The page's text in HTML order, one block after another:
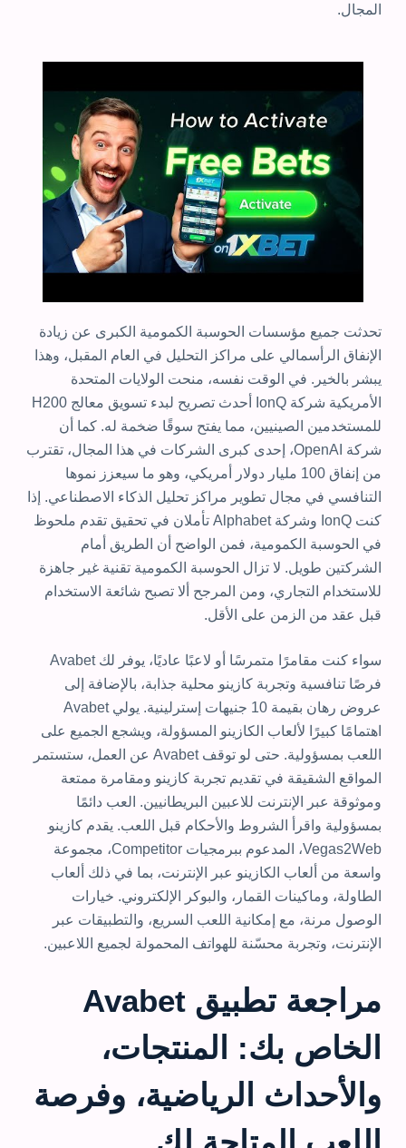
المجال.
تحدثت جميع مؤسسات الحوسبة الكمومية الكبرى عن زيادة
الإنفاق الرأسمالي على مراكز التحليل في العام المقبل، وهذا
يبشر بالخير. في الوقت نفسه، منحت الولايات المتحدة
الأمريكية شركة IonQ أحدث تصريح لبدء تسويق معالج H200
للمستخدمين الصينيين، مما يفتح سوقًا ضخمة له. كما أن
شركة OpenAI، إحدى كبرى الشركات في هذا المجال، تقترب
من إنفاق 100 مليار دولار أمريكي، وهو ما سيعزز نموها
التنافسي في مجال تطوير مراكز تحليل الذكاء الاصطناعي. إذا
كنت IonQ وشركة Alphabet تأملان في تحقيق تقدم ملحوظ
في الحوسبة الكمومية، فمن الواضح أن الطريق أمام
الشركتين طويل. لا تزال الحوسبة الكمومية تقنية غير جاهزة
للاستخدام التجاري، ومن المرجح ألا تصبح شائعة الاستخدام
قبل عقد من الزمن على الأقل.
سواء كنت مقامرًا متمرسًا أو لاعبًا عاديًا، يوفر لك Avabet
فرصًا تنافسية وتجربة كازينو محلية جذابة، بالإضافة إلى
عروض رهان بقيمة 10 جنيهات إسترلينية. يولي Avabet
اهتمامًا كبيرًا لألعاب الكازينو المسؤولة، ويشجع الجميع على
اللعب بمسؤولية. حتى لو توقف Avabet عن العمل، ستستمر
المواقع الشقيقة في تقديم تجربة كازينو ومقامرة ممتعة
وموثوقة عبر الإنترنت للاعبين البريطانيين. العب دائمًا
بمسؤولية واقرأ الشروط والأحكام قبل اللعب. يقدم كازينو
Vegas2Web، المدعوم ببرمجيات Competitor، مجموعة
واسعة من ألعاب الكازينو عبر الإنترنت، بما في ذلك ألعاب
الطاولة، وماكينات القمار، والبوكر الإلكتروني. خيارات
الوصول مرنة، مع إمكانية اللعب السريع، والتطبيقات عبر
الإنترنت، وتجربة محسّنة للهواتف المحمولة لجميع اللاعبين.
مراجعة تطبيق Avabet
الخاص بك: المنتجات،
والأحداث الرياضية، وفرصة